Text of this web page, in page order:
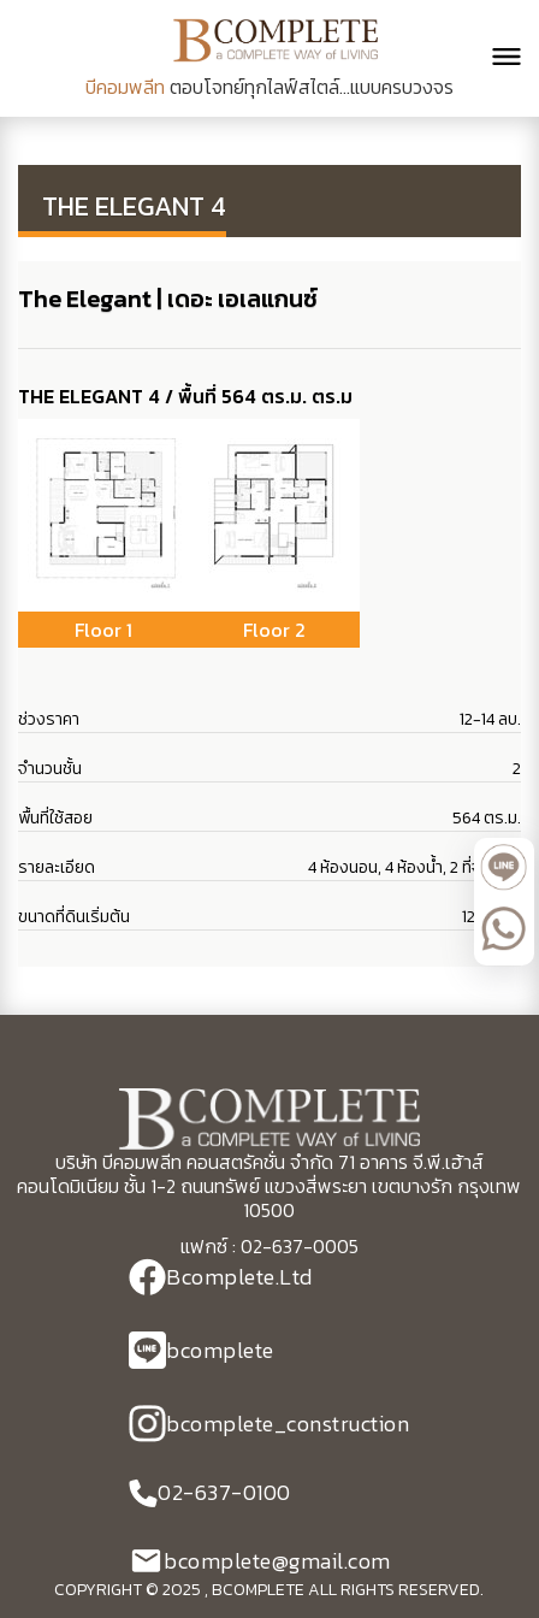
บีคอมพลีท ตอบโจทย์ทุกไลฟ์สไตล์...แบบครบวงจร
THE ELEGANT 4
The Elegant | เดอะ เอเลแกนซ์
THE ELEGANT 4 / พื้นที่ 564 ตร.ม. ตร.ม
Floor 1 Floor 2
ช่วงราคา
12-14 ลบ.
จำนวนชั้น
2
พื้นที่ใช้สอย
564 ตร.ม.
รายละเอียด
4 ห้องนอน, 4 ห้องน้ำ, 2 ที่จอดรถ
ขนาดที่ดินเริ่มต้น
125 ตร.ว
บริษัท บีคอมพลีท คอนสตรัคชั่น จำกัด 71 อาคาร จี.พี.เฮ้าส์
คอนโดมิเนียม ชั้น 1-2 ถนนทรัพย์ แขวงสี่พระยา เขตบางรัก กรุงเทพ
10500
แฟกซ์ : 02-637-0005
Bcomplete.Ltd
bcomplete
bcomplete_construction
02-637-0100
bcomplete@gmail.com
COPYRIGHT © 2025 , BCOMPLETE ALL RIGHTS RESERVED.